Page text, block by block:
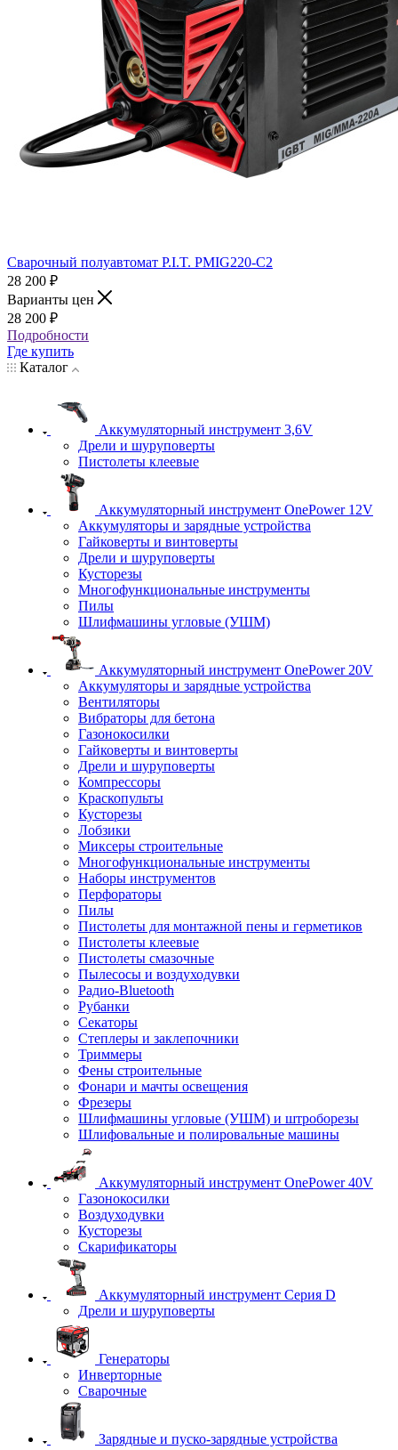
Сварочный полуавтомат P.I.T. PMIG220-С2
28 200 ₽
Варианты цен
28 200 ₽
Подробности
Где купить
Каталог
Аккумуляторный инструмент 3,6V
Дрели и шуруповерты
Пистолеты клеевые
Аккумуляторный инструмент OnePower 12V
Аккумуляторы и зарядные устройства
Гайковерты и винтоверты
Дрели и шуруповерты
Кусторезы
Многофункциональные инструменты
Пилы
Шлифмашины угловые (УШМ)
Аккумуляторный инструмент OnePower 20V
Аккумуляторы и зарядные устройства
Вентиляторы
Вибраторы для бетона
Газонокосилки
Гайковерты и винтоверты
Дрели и шуруповерты
Компрессоры
Краскопульты
Кусторезы
Лобзики
Миксеры строительные
Многофункциональные инструменты
Наборы инструментов
Перфораторы
Пилы
Пистолеты для монтажной пены и герметиков
Пистолеты клеевые
Пистолеты смазочные
Пылесосы и воздуходувки
Радио-Bluetooth
Рубанки
Секаторы
Степлеры и заклепочники
Триммеры
Фены строительные
Фонари и мачты освещения
Фрезеры
Шлифмашины угловые (УШМ) и штроборезы
Шлифовальные и полировальные машины
Аккумуляторный инструмент OnePower 40V
Газонокосилки
Воздуходувки
Кусторезы
Скарификаторы
Аккумуляторный инструмент Серия D
Дрели и шуруповерты
Генераторы
Инверторные
Сварочные
Зарядные и пуско-зарядные устройства